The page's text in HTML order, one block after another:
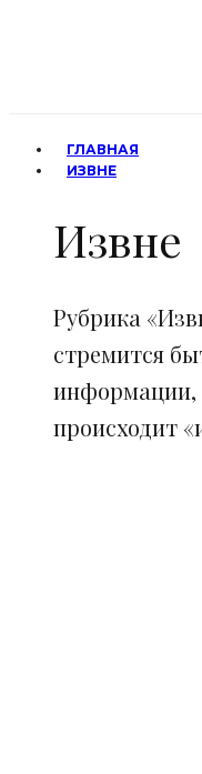
ГЛАВНАЯ
ИЗВНЕ
Извне
Рубрика
стремится
информации,
происходит